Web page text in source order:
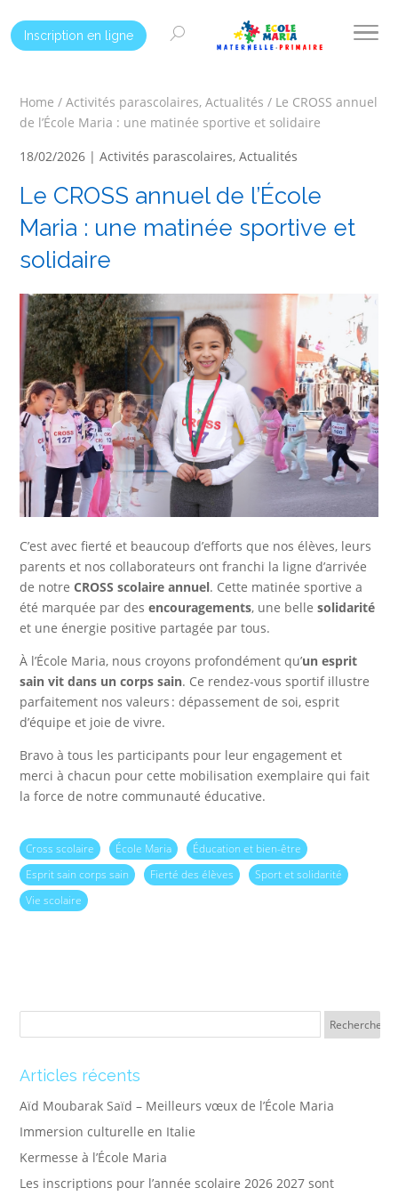
Inscription en ligne
Home / Activités parascolaires, Actualités / Le CROSS annuel
de l’École Maria : une matinée sportive et solidaire
18/02/2026 | Activités parascolaires, Actualités
Le CROSS annuel de l’École
Maria : une matinée sportive et
solidaire
C’est avec fierté et beaucoup d’efforts que nos élèves, leurs
parents et nos collaborateurs ont franchi la ligne d’arrivée
de notre CROSS scolaire annuel. Cette matinée sportive a
été marquée par des encouragements, une belle solidarité
et une énergie positive partagée par tous.
À l’École Maria, nous croyons profondément qu’un esprit
sain vit dans un corps sain. Ce rendez-vous sportif illustre
parfaitement nos valeurs : dépassement de soi, esprit
d’équipe et joie de vivre.
Bravo à tous les participants pour leur engagement et
merci à chacun pour cette mobilisation exemplaire qui fait
la force de notre communauté éducative.
Cross scolaire École Maria
Éducation et bien-être
Esprit sain corps sain
Fierté des élèves
Sport et solidarité
Vie scolaire
Articles récents
Aïd Moubarak Saïd – Meilleurs vœux de l’École Maria
Immersion culturelle en Italie
Kermesse à l’École Maria
Les inscriptions pour l’année scolaire 2026 2027 sont